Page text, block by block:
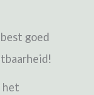
goed
het